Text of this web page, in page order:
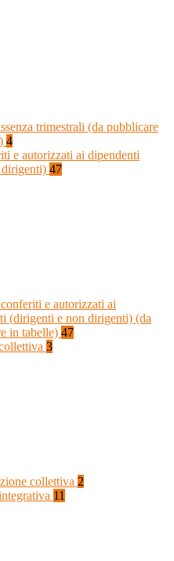
trimestrali (da pubblicare
4
e autorizzati ai dipendenti
47
e autorizzati ai
(dirigenti e non dirigenti) (da
in tabelle) 47
3
collettiva 2
11